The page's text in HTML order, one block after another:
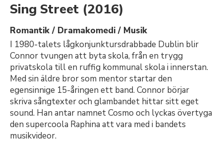
Sing Street (2016)
Romantik / Dramakomedi / Musik
I 1980-talets lågkonjunktursdrabbade Dublin blir
Connor tvungen att byta skola, från en trygg
privatskola till en ruffig kommunal skola i innerstan.
Med sin äldre bror som mentor startar den
egensinnige 15-åringen ett band. Connor börjar
skriva sångtexter och glambandet hittar sitt eget
sound. Han antar namnet Cosmo och lyckas övertyga
den supercoola Raphina att vara med i bandets
musikvideor.